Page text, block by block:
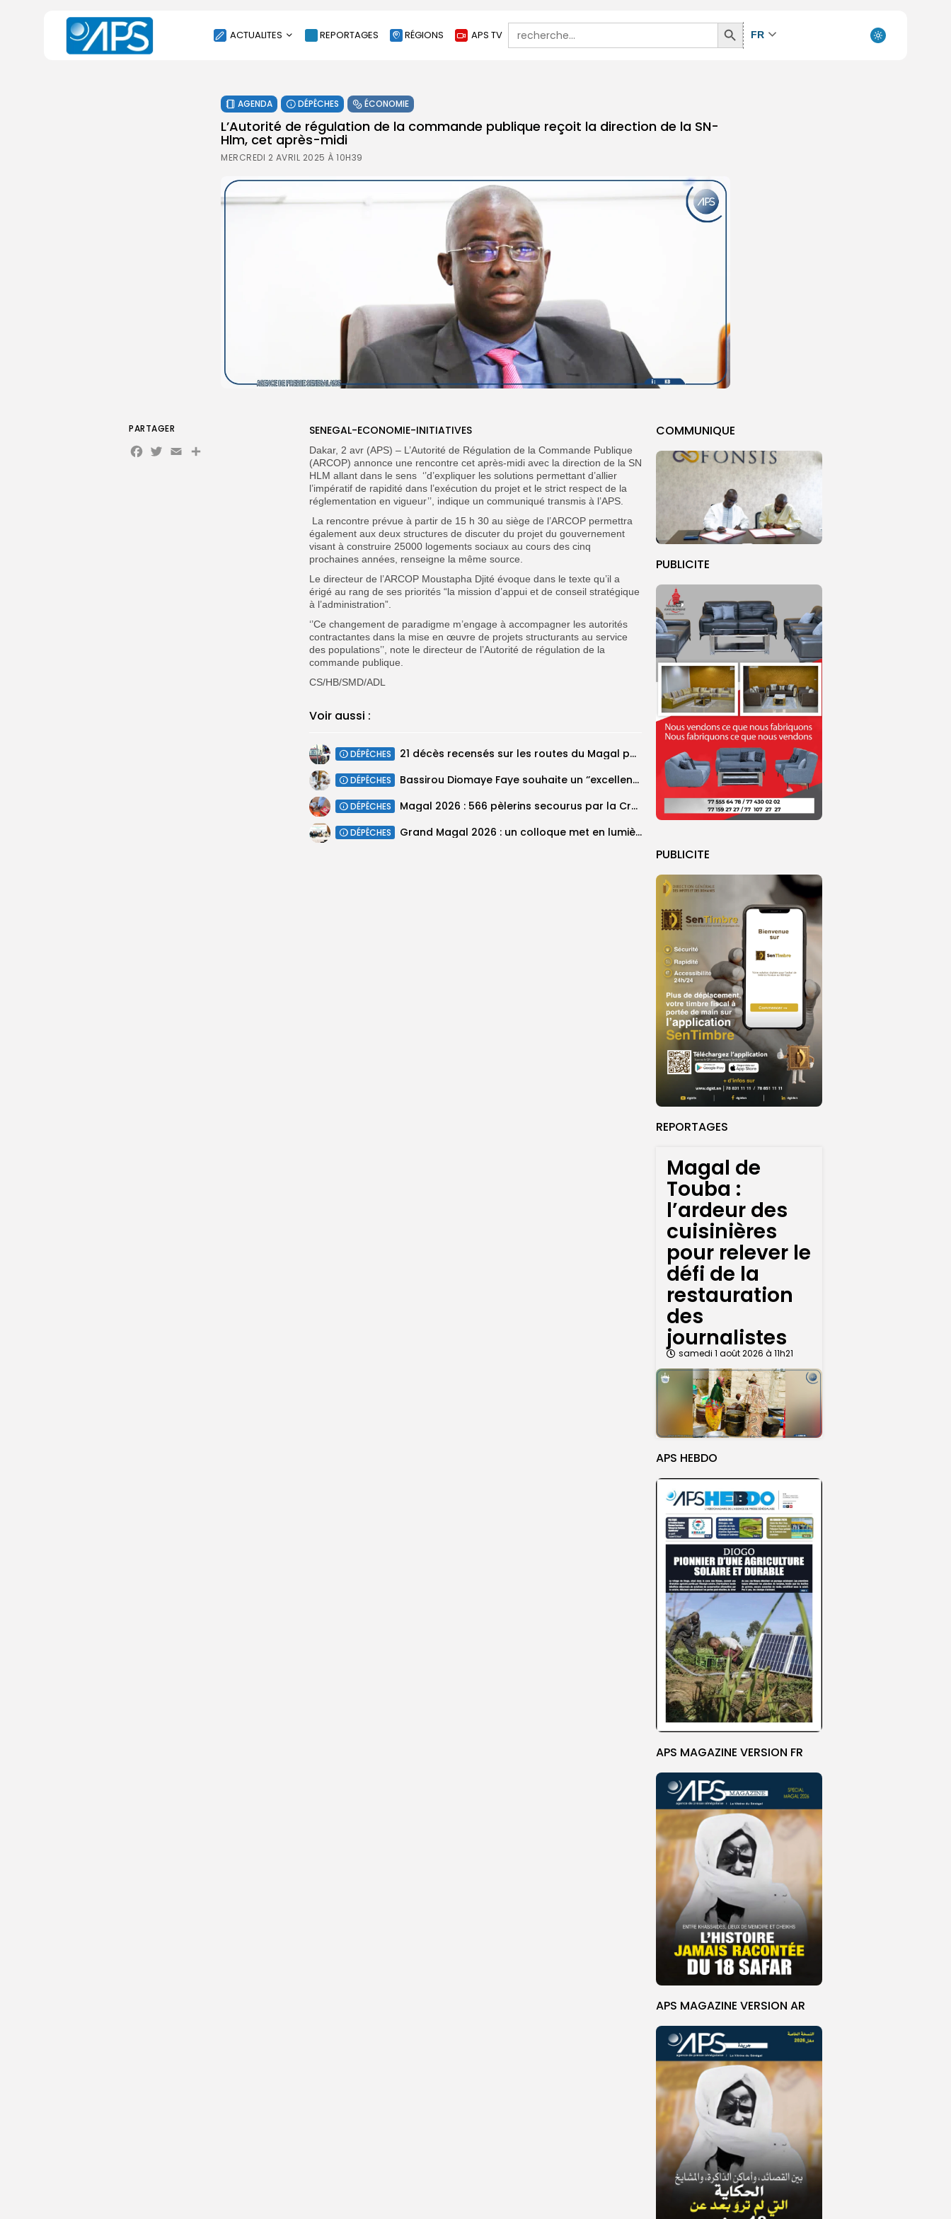
ACTUALITES
SOCIÉTÉ
ÉCONOMIE
CULTURE
ENVIRONNEMENT
REPORTAGES RÉGIONS APS TV
Search
for:
Search
Button
FR
AGENDA DÉPÊCHES ÉCONOMIE
L’Autorité de régulation de la commande publique reçoit la direction de la SN-
Hlm, cet après-midi
MERCREDI 2 AVRIL 2025 À 10H39
COMMUNIQUE
PUBLICITE
PUBLICITE
REPORTAGES
Magal de
Touba :
l’ardeur des
cuisinières
pour relever le
défi de la
restauration
des
journalistes
samedi 1 août 2026 à 11h21
APS HEBDO
APS MAGAZINE VERSION FR
APS MAGAZINE VERSION AR
SENEGAL-ECONOMIE-INITIATIVES
Dakar, 2 avr (APS) – L’Autorité de Régulation de la Commande Publique
(ARCOP) annonce une rencontre cet après-midi avec la direction de la SN
HLM allant dans le sens ‘’d’expliquer les solutions permettant d’allier
l’impératif de rapidité dans l’exécution du projet et le strict respect de la
réglementation en vigueur’’, indique un communiqué transmis à l’APS.
La rencontre prévue à partir de 15 h 30 au siège de l’ARCOP permettra
également aux deux structures de discuter du projet du gouvernement
visant à construire 25000 logements sociaux au cours des cinq
prochaines années, renseigne la même source.
Le directeur de l’ARCOP Moustapha Djité évoque dans le texte qu’il a
érigé au rang de ses priorités “la mission d’appui et de conseil stratégique
à l’administration”.
‘’Ce changement de paradigme m’engage à accompagner les autorités
contractantes dans la mise en œuvre de projets structurants au service
des populations’’, note le directeur de l’Autorité de régulation de la
commande publique.
CS/HB/SMD/ADL
Voir aussi :
DÉPÊCHES 21 décès recensés sur les routes du Magal par les sapeurs-pompiers
DÉPÊCHES Bassirou Diomaye Faye souhaite un ‘’excellent Magal’’ aux fidèles
DÉPÊCHES Magal 2026 : 566 pèlerins secourus par la Croix-Rouge sénégalaise
DÉPÊCHES Grand Magal 2026 : un colloque met en lumière la portée universelle...
PARTAGER
Facebook
Twitter
EmailPartager